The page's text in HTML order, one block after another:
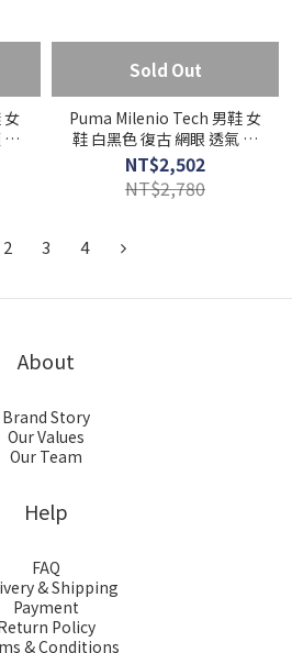
女
透
Sold Out
Puma Milenio Tech 男鞋 女
鞋 白黑色 復古 網眼 透氣 運
動 休閒 慢跑鞋 40262301
NT$2,502
NT$2,780
2 3 4
About
Brand Story
Our Values
Our Team
Help
FAQ
& Shipping
Payment
Policy
& Conditions